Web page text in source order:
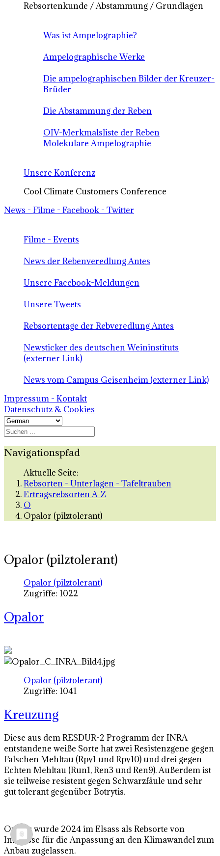
Rebsortenkunde / Abstammung / Grundlagen
Was ist Ampelographie?
Ampelographische Werke
Die ampelographischen Bilder der Kreuzer-
Brüder
Die Abstammung der Reben
OIV-Merkmalsliste der Reben
Molekulare Ampelographie
Unsere Konferenz
Cool Climate Customers Conference
News - Filme - Facebook - Twitter
Filme - Events
News der Rebenveredlung Antes
Unsere Facebook-Meldungen
Unsere Tweets
Rebsortentage der Rebveredlung Antes
Newsticker des deutschen Weininstituts
(externer Link)
News vom Campus Geisenheim (externer Link)
Impressum - Kontakt
Datenschutz & Cookies
Navigationspfad
Aktuelle Seite:
Rebsorten - Unterlagen - Tafeltrauben
Ertragsrebsorten A-Z
O
Opalor (pilztolerant)
Opalor (pilztolerant)
Opalor (pilztolerant)
Zugriffe: 1022
Opalor
Opalor (pilztolerant)
Zugriffe: 1041
Kreuzung
Diese aus dem RESDUR-2 Programm der INRA
entstandene weiße Sorte hat zwei Resistenzgene gegen
Falschen Mehltau (Rpv1 und Rpv10) und drei gegen
Echten Mehltau (Run1, Ren3 und Ren9). Außerdem ist
sie teilweise resistent gegen Schwarzfäule und sehr
gut tolerant gegenüber Botrytis.
Opalor wurde 2024 im Elsass als Rebsorte von
Interesse für die Anpassung an den Klimawandel zum
Anbau zugelassen.